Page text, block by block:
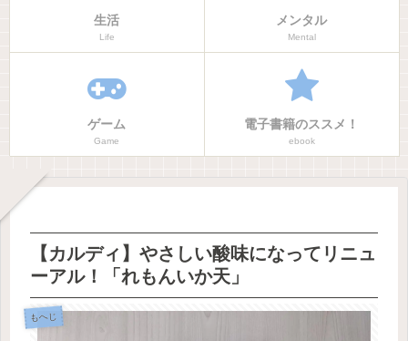
生活
Life
メンタル
Mental
ゲーム
Game
電子書籍のススメ！
ebook
【カルディ】やさしい酸味になってリニュ
ーアル！「れもんいか天」
もへじ